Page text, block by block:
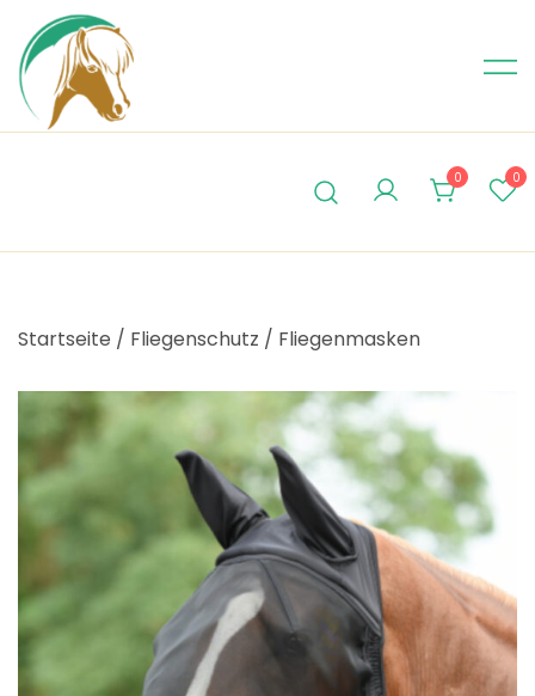
content
0 0
Startseite / Fliegenschutz / Fliegenmasken